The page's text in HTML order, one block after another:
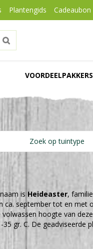
Plantengids Cadeaubon
VOORDEELPAKKERS
Zoek op tuintype
is Heideaster,
ca. september tot en met
volwassen hoogte van deze
gr. C. De geadviseerde